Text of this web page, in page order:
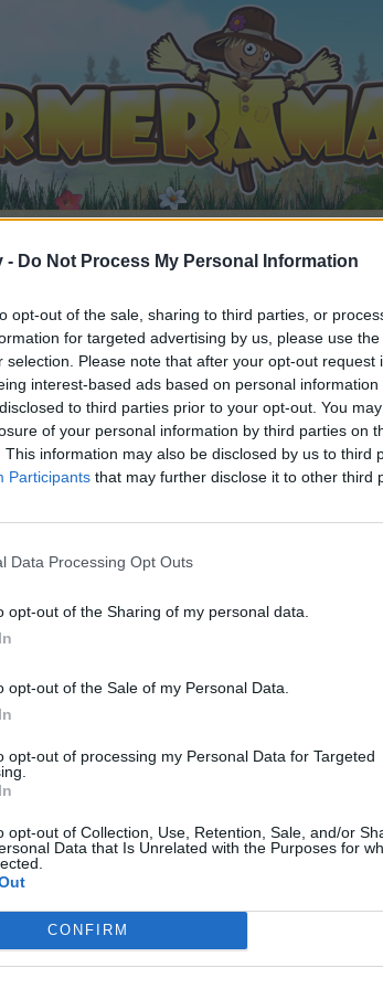
- Do Not Process My Personal Information
opt-out of the sale, sharing to third parties, or
for targeted advertising by us, please use
selection. Please note that after your opt-out request
interest-based ads based on personal
to third parties prior to your opt-out. You
of your personal information by third parties on
This information may also be disclosed by us to third
Participants that may further disclose it to other third
Data Processing Opt Outs
opt-out of the Sharing of my personal data.
opt-out of the Sale of my Personal Data.
opt-out of processing my Personal Data for Targeted
opt-out of Collection, Use, Retention, Sale, and/or
Data that Is Unrelated with the Purposes for
CONFIRM
(7)
gefällt
teilnehmen oder eigene Themen starten
Dich neu. Wir freuen uns auf